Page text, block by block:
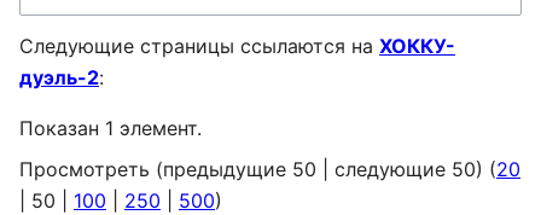
Следующие страницы ссылаются на ХОККУ-
дуэль-2:
Показан 1 элемент.
Просмотреть (предыдущие 50 следующие 50) (20
50 100 250 500)